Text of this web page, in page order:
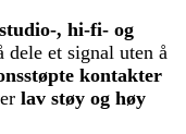
studio-, hi-fi- og
dele et signal uten å
kontakter
lav støy og høy